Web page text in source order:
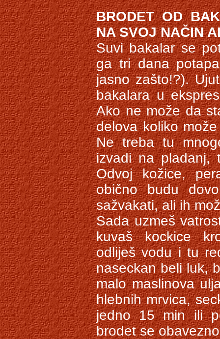
BRODET OD
NA SVOJ NAČIN
Suvi bakalar se
ga tri dana
jasno zašto!?).
bakalara u
Ako ne može da
delova koliko
Ne treba tu
izvadi na pladanj,
Odvoj kožice,
obično budu
sažvakati, ali ih
Sada uzmeš
kuvaš kockice
odliješ vodu i tu
naseckan beli luk,
malo maslinova
hlebnih mrvica,
jedno 15 min ili
brodet se